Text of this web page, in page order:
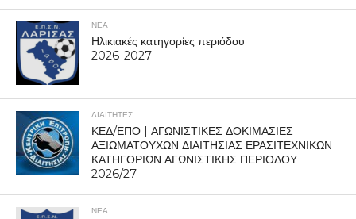
ΝΕΑ
Ηλικιακές κατηγορίες περιόδου
2026-2027
ΔΙΑΙΤΗΤΕΣ
ΚΕΔ/ΕΠΟ | ΑΓΩΝΙΣΤΙΚΕΣ ΔΟΚΙΜΑΣΙΕΣ
ΑΞΙΩΜΑΤΟΥΧΩΝ ΔΙΑΙΤΗΣΙΑΣ ΕΡΑΣΙΤΕΧΝΙΚΩΝ
ΚΑΤΗΓΟΡΙΩΝ ΑΓΩΝΙΣΤΙΚΗΣ ΠΕΡΙΟΔΟΥ
2026/27
ΝΕΑ